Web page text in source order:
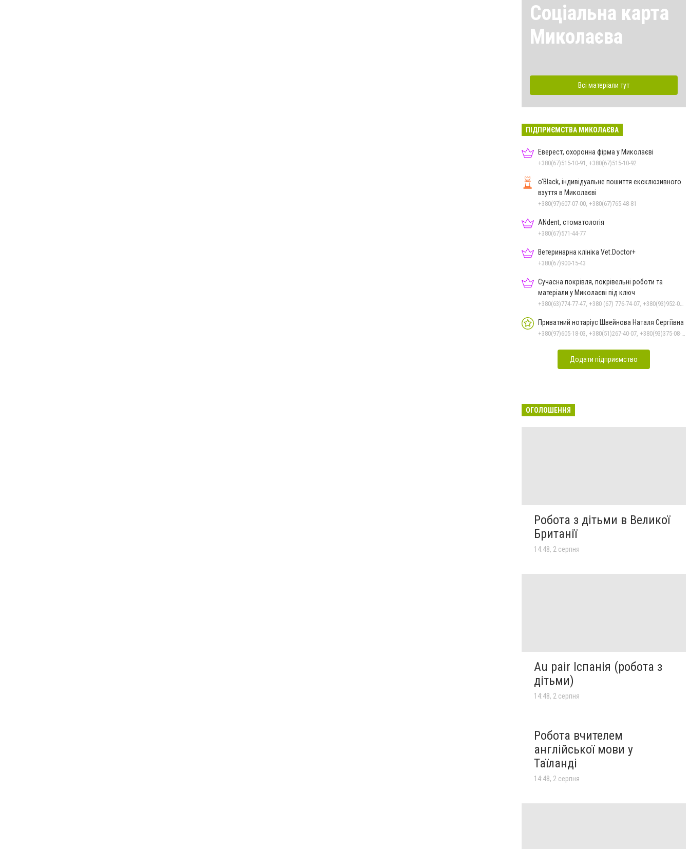
Соціальна карта
Миколаєва
Всі матеріали тут
ПІДПРИЄМСТВА МИКОЛАЄВА
Еверест, охоронна фірма у Миколаєві
+380(67)515-10-91, +380(67)515-10-92
o'Black, індивідуальне пошиття ексклюзивного
взуття в Миколаєві
+380(97)607-07-00, +380(67)765-48-81
ANdent, стоматологія
+380(67)571-44-77
Ветеринарна клініка Vet.Doctor+
+380(67)900-15-43
Сучасна покрівля, покрівельні роботи та
матеріали у Миколаєві під ключ
Приватний нотаріус Швейнова Наталя Сергіївна
Додати підприємство
ОГОЛОШЕННЯ
Робота з дітьми в Великої
Британії
14:48, 2 серпня
Au pair Іспанія (робота з
дітьми)
14:48, 2 серпня
Робота вчителем
англійської мови у
Таїланді
14:48, 2 серпня